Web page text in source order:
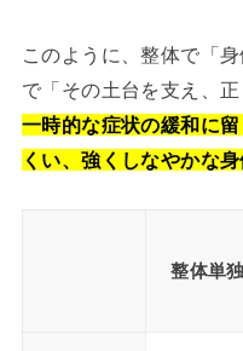
このように、整体で「
で「その土台を支え、
一時的な症状の緩和に
くい、強くしなやかな
整体単独